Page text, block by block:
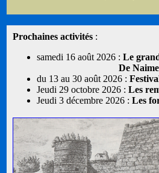
Prochaines activités :
samedi 16 août 2026 : Le
De
du 13 au 30 août 2026 :
Jeudi 29 octobre 2026 : Les
Jeudi 3 décembre 2026 : Les